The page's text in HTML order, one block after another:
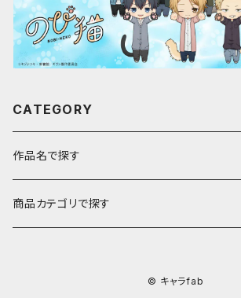
CATEGORY
作品名で探す
ア行
商品カテゴリで探す
© キャラfab